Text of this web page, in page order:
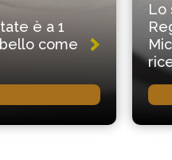
è a 1
come
Lo